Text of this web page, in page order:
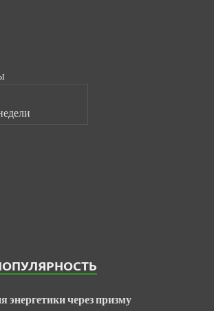
энергетики через призму